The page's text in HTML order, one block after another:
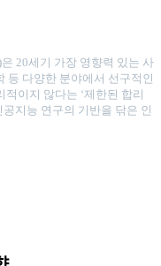
20세기 가장 영향력 있는 사
등 다양한 분야에서 선구적인
이지 않다는 ‘제한된 합리
지능 연구의 기반을 닦은 인